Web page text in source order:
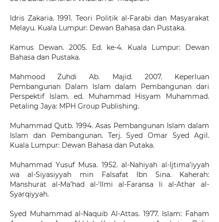
Idris Zakaria. 1991. Teori Politik al-Farabi dan Masyarakat
Melayu. Kuala Lumpur: Dewan Bahasa dan Pustaka.
Kamus Dewan. 2005. Ed. ke-4. Kuala Lumpur: Dewan
Bahasa dan Pustaka.
Mahmood Zuhdi Ab. Majid. 2007. Keperluan
Pembangunan Dalam Islam dalam Pembangunan dari
Perspektif Islam. ed. Muhammad Hisyam Muhammad.
Petaling Jaya: MPH Group Publishing.
Muhammad Qutb. 1994. Asas Pembangunan Islam dalam
Islam dan Pembangunan. Terj. Syed Omar Syed Agil.
Kuala Lumpur: Dewan Bahasa dan Putaka.
Muhammad Yusuf Musa. 1952. al-Nahiyah al-Ijtima’iyyah
wa al-Siyasiyyah min Falsafat Ibn Sina. Kaherah:
Manshurat al-Ma’had al-‘Ilmi al-Faransa li al-Athar al-
Syarqiyyah.
Syed Muhammad al-Naquib Al-Attas. 1977. Islam: Faham